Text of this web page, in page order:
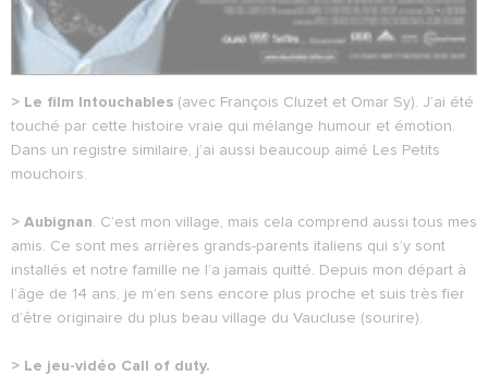
> Le film Intouchables (avec François Cluzet et Omar Sy). J’ai été
touché par cette histoire vraie qui mélange humour et émotion.
Dans un registre similaire, j’ai aussi beaucoup aimé Les Petits
mouchoirs.
> Aubignan. C’est mon village, mais cela comprend aussi tous mes
amis. Ce sont mes arrières grands-parents italiens qui s’y sont
installés et notre famille ne l’a jamais quitté. Depuis mon départ à
l’âge de 14 ans, je m’en sens encore plus proche et suis très fier
d’être originaire du plus beau village du Vaucluse (sourire).
> Le jeu-vidéo Call of duty.